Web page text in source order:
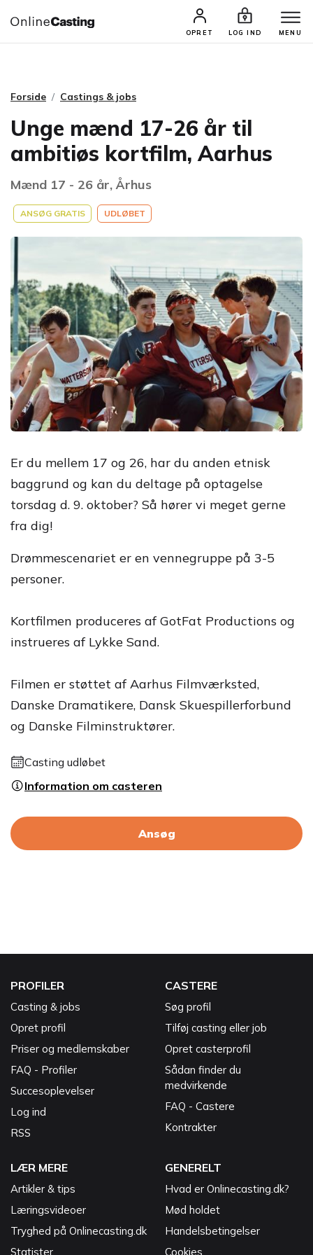
OPRET LOG IND MENU
CASTINGS & JOBS SØG PROFIL
Forside Castings & jobs
Unge mænd 17-26 år til
ambitiøs kortfilm, Aarhus
Mænd 17 - 26 år, Århus
ANSØG GRATIS UDLØBET
Er du mellem 17 og 26, har du anden etnisk
baggrund og kan du deltage på optagelse
torsdag d. 9. oktober? Så hører vi meget gerne
fra dig!
Drømmescenariet er en vennegruppe på 3-5
personer.
Kortfilmen produceres af GotFat Productions og
instrueres af Lykke Sand.
Filmen er støttet af Aarhus Filmværksted,
Danske Dramatikere, Dansk Skuespillerforbund
og Danske Filminstruktører.
Casting udløbet
Information om casteren
Ansøg
PROFILER
Casting & jobs
Opret profil
Priser og medlemskaber
FAQ - Profiler
Succesoplevelser
Log ind
RSS
CASTERE
Søg profil
Tilføj casting eller job
Opret casterprofil
Sådan finder du
medvirkende
FAQ - Castere
Kontrakter
LÆR MERE
Artikler & tips
Læringsvideoer
Tryghed på Onlinecasting.dk
Statister
GENERELT
Hvad er Onlinecasting.dk?
Mød holdet
Handelsbetingelser
Cookies